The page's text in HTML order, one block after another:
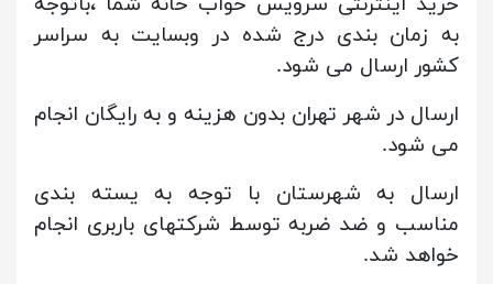
به زمان بندی درج شده در وبسایت به سراسر
کشور ارسال می شود.
ارسال در شهر تهران بدون هزینه و به رایگان انجام
می شود.
ارسال به شهرستان با توجه به یسته بندی
مناسب و ضد ضربه توسط شرکتهای باربری انجام
خواهد شد.